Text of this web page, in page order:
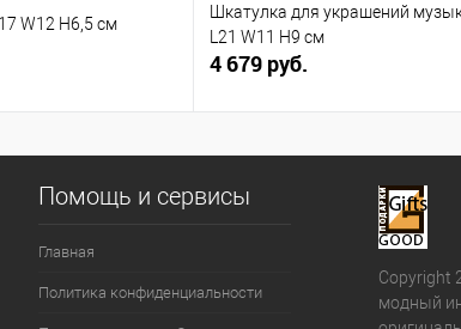
W12 H6,5 см
Шкатулка для украшений
L21 W11 H9 см
4 679 руб.
Помощь и сервисы
Главная
Политика конфиденциальности
Copyright
модный